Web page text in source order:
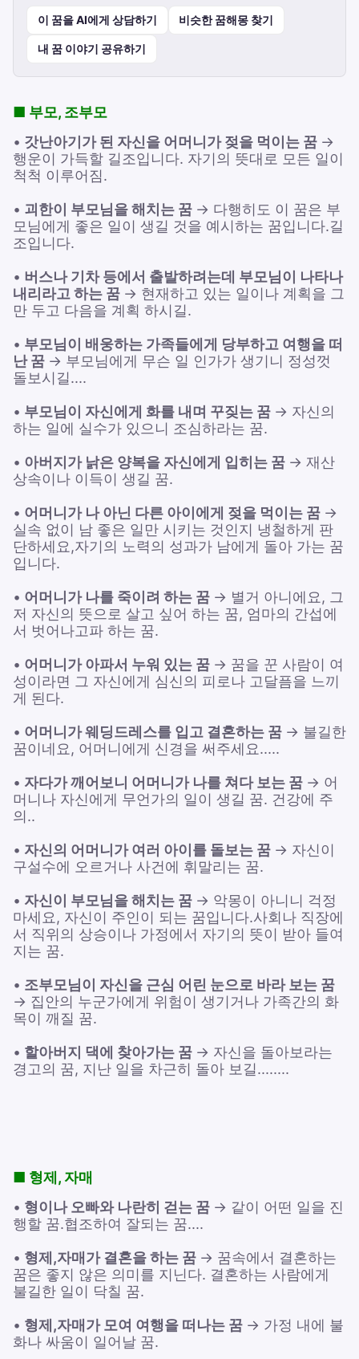
이 꿈을 AI에게 상담하기 비슷한 꿈해몽 찾기
내 꿈 이야기 공유하기
■ 부모, 조부모
• 갓난아기가 된 자신을 어머니가 젖을 먹이는 꿈 →
행운이 가득할 길조입니다. 자기의 뜻대로 모든 일이
척척 이루어짐.
• 괴한이 부모님을 해치는 꿈 → 다행히도 이 꿈은 부
모님에게 좋은 일이 생길 것을 예시하는 꿈입니다.길
조입니다.
• 버스나 기차 등에서 출발하려는데 부모님이 나타나
내리라고 하는 꿈 → 현재하고 있는 일이나 계획을 그
만 두고 다음을 계획 하시길.
• 부모님이 배웅하는 가족들에게 당부하고 여행을 떠
난 꿈 → 부모님에게 무슨 일 인가가 생기니 정성껏
돌보시길....
• 부모님이 자신에게 화를 내며 꾸짖는 꿈 → 자신의
하는 일에 실수가 있으니 조심하라는 꿈.
• 아버지가 낡은 양복을 자신에게 입히는 꿈 → 재산
상속이나 이득이 생길 꿈.
• 어머니가 나 아닌 다른 아이에게 젖을 먹이는 꿈 →
실속 없이 남 좋은 일만 시키는 것인지 냉철하게 판
단하세요,자기의 노력의 성과가 남에게 돌아 가는 꿈
입니다.
• 어머니가 나를 죽이려 하는 꿈 → 별거 아니에요, 그
저 자신의 뜻으로 살고 싶어 하는 꿈, 엄마의 간섭에
서 벗어나고파 하는 꿈.
• 어머니가 아파서 누워 있는 꿈 → 꿈을 꾼 사람이 여
성이라면 그 자신에게 심신의 피로나 고달픔을 느끼
게 된다.
• 어머니가 웨딩드레스를 입고 결혼하는 꿈 → 불길한
꿈이네요, 어머니에게 신경을 써주세요.....
• 자다가 깨어보니 어머니가 나를 쳐다 보는 꿈 → 어
머니나 자신에게 무언가의 일이 생길 꿈. 건강에 주
의..
• 자신의 어머니가 여러 아이를 돌보는 꿈 → 자신이
구설수에 오르거나 사건에 휘말리는 꿈.
• 자신이 부모님을 해치는 꿈 → 악몽이 아니니 걱정
마세요, 자신이 주인이 되는 꿈입니다.사회나 직장에
서 직위의 상승이나 가정에서 자기의 뜻이 받아 들여
지는 꿈.
• 조부모님이 자신을 근심 어린 눈으로 바라 보는 꿈
→ 집안의 누군가에게 위험이 생기거나 가족간의 화
목이 깨질 꿈.
• 할아버지 댁에 찾아가는 꿈 → 자신을 돌아보라는
경고의 꿈, 지난 일을 차근히 돌아 보길........
■ 형제, 자매
• 형이나 오빠와 나란히 걷는 꿈 → 같이 어떤 일을 진
행할 꿈.협조하여 잘되는 꿈....
• 형제,자매가 결혼을 하는 꿈 → 꿈속에서 결혼하는
꿈은 좋지 않은 의미를 지닌다. 결혼하는 사람에게
불길한 일이 닥칠 꿈.
• 형제,자매가 모여 여행을 떠나는 꿈 → 가정 내에 불
화나 싸움이 일어날 꿈.